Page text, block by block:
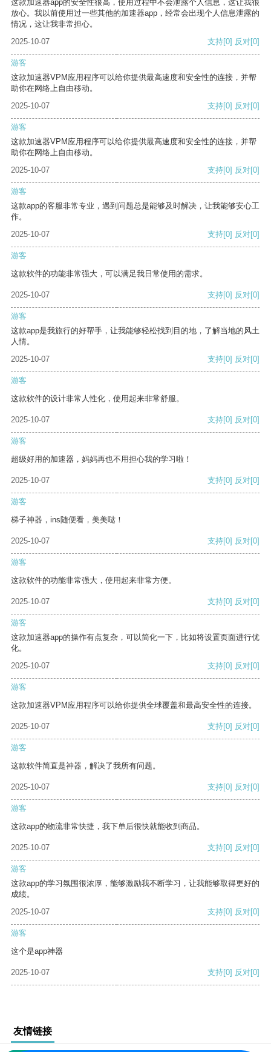
这款加速器app的安全性很高，使用过程中不会泄露个人信息，这让我很
放心。我以前使用过一些其他的加速器app，经常会出现个人信息泄露的
情况，这让我非常担心。
2025-10-07
支持[0] 反对[0]
游客
这款加速器VPM应用程序可以给你提供最高速度和安全性的连接，并帮
助你在网络上自由移动。
2025-10-07
支持[0] 反对[0]
游客
这款加速器VPM应用程序可以给你提供最高速度和安全性的连接，并帮
助你在网络上自由移动。
2025-10-07
支持[0] 反对[0]
游客
这款app的客服非常专业，遇到问题总是能够及时解决，让我能够安心工
作。
2025-10-07
支持[0] 反对[0]
游客
这款软件的功能非常强大，可以满足我日常使用的需求。
2025-10-07 支持[0] 反对[0]
游客
这款app是我旅行的好帮手，让我能够轻松找到目的地，了解当地的风土
人情。
2025-10-07
支持[0] 反对[0]
游客
这款软件的设计非常人性化，使用起来非常舒服。
2025-10-07 支持[0] 反对[0]
游客
超级好用的加速器，妈妈再也不用担心我的学习啦！
2025-10-07 支持[0] 反对[0]
游客
梯子神器，ins随便看，美美哒！
2025-10-07 支持[0] 反对[0]
游客
这款软件的功能非常强大，使用起来非常方便。
2025-10-07 支持[0] 反对[0]
游客
这款加速器app的操作有点复杂，可以简化一下，比如将设置页面进行优
化。
2025-10-07
支持[0] 反对[0]
游客
这款加速器VPM应用程序可以给你提供全球覆盖和最高安全性的连接。
2025-10-07 支持[0] 反对[0]
游客
这款软件简直是神器，解决了我所有问题。
2025-10-07 支持[0] 反对[0]
游客
这款app的物流非常快捷，我下单后很快就能收到商品。
2025-10-07 支持[0] 反对[0]
游客
这款app的学习氛围很浓厚，能够激励我不断学习，让我能够取得更好的
成绩。
2025-10-07
支持[0] 反对[0]
游客
这个是app神器
2025-10-07 支持[0] 反对[0]
友情链接